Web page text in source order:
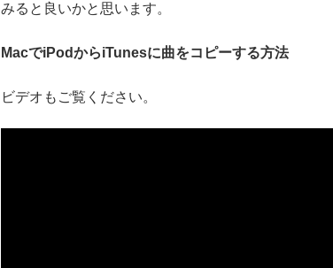
みると良いかと思います。
MacでiPodからiTunesに曲をコピーする方法
ビデオもご覧ください。